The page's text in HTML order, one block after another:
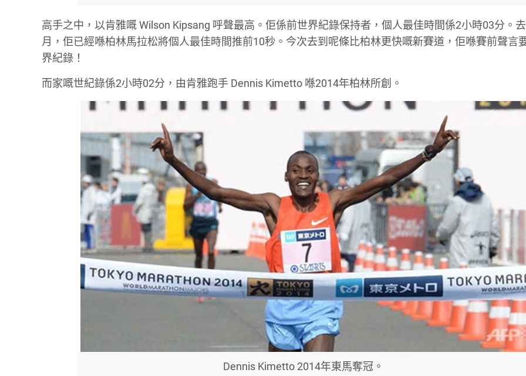
高手之中，以肯雅嘅 Wilson Kipsang 呼聲最高。佢係前世界紀錄保持者，個人最佳時間係2小時03分。
月，佢已經喺柏林馬拉松將個人最佳時間推前10秒。今次去到呢條比柏林更快嘅新賽道，佢喺賽前聲言
界紀錄！
而家嘅世紀錄係2小時02分，由肯雅跑手 Dennis Kimetto 喺2014年柏林所創。
Dennis Kimetto 2014年東馬奪冠。